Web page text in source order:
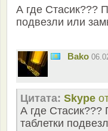
А где Стасик???
подвезли или
Bako
Цитата: Skype
А где Стасик???
таблетки